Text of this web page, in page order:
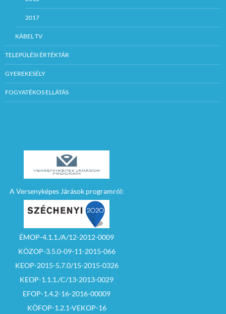
2017
KÁBEL TV
TELEPÜLÉSI ÉRTÉKTÁR
GYEREKESÉLY
FOGYATÉKOS ELLÁTÁS
A Versenyképes Járások programról:
ÉMOP-4.1.1./A/12-2012-0009
KÖZOP-3.5.0-09-11-2015-066
KEOP-2015-5.7.0/15-2015-0326
KEOP-1.1.1./C/13-2013-0029
EFOP-1.4.2-16-2016-00009
KÖFOP-1.2.1-VEKOP-16